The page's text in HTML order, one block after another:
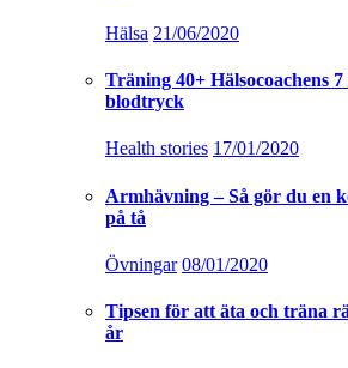
Hälsa 21/06/2020
Träning 40+ Hälsocoachens
blodtryck
Health stories 17/01/2020
Armhävning – Så gör du en
på tå
Övningar 08/01/2020
Tipsen för att äta och träna
år